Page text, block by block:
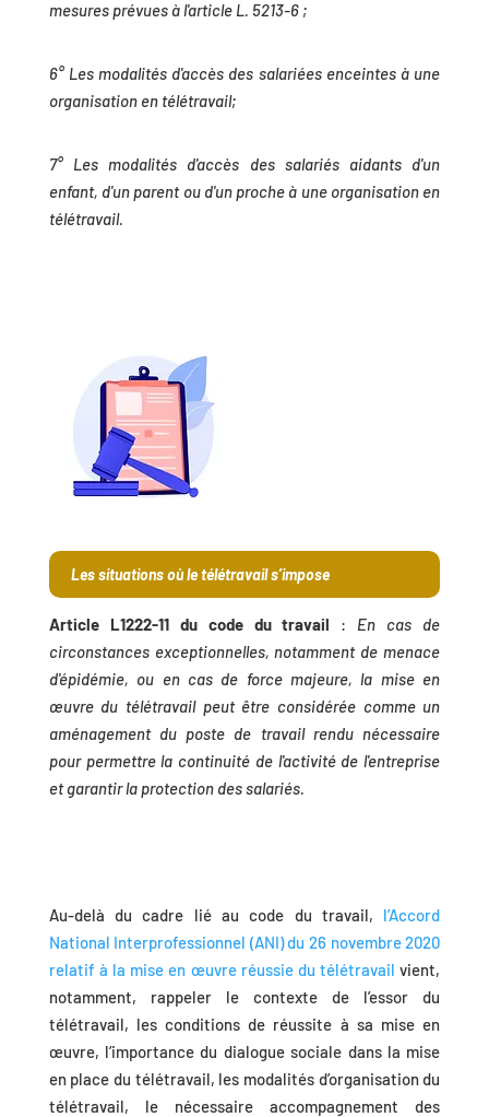
mesures prévues à l'article L. 5213-6 ;
6° Les modalités d'accès des salariées enceintes à une
organisation en télétravail;
7° Les modalités d'accès des salariés aidants d'un
enfant, d'un parent ou d'un proche à une organisation en
télétravail.
Les situations où le télétravail s’impose
Article L1222-11 du code du travail : En cas de
circonstances exceptionnelles, notamment de menace
d'épidémie, ou en cas de force majeure, la mise en
œuvre du télétravail peut être considérée comme un
aménagement du poste de travail rendu nécessaire
pour permettre la continuité de l'activité de l'entreprise
et garantir la protection des salariés.
Au-delà du cadre lié au code du travail, l’Accord
National Interprofessionnel (ANI) du 26 novembre 2020
relatif à la mise en œuvre réussie du télétravail vient,
notamment, rappeler le contexte de l’essor du
télétravail, les conditions de réussite à sa mise en
œuvre, l’importance du dialogue sociale dans la mise
en place du télétravail, les modalités d’organisation du
télétravail, le nécessaire accompagnement des